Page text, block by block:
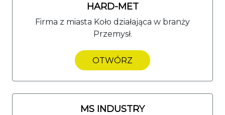
HARD-MET
Firma z miasta Koło działająca w branży
Przemysł.
OTWÓRZ
MS INDUSTRY